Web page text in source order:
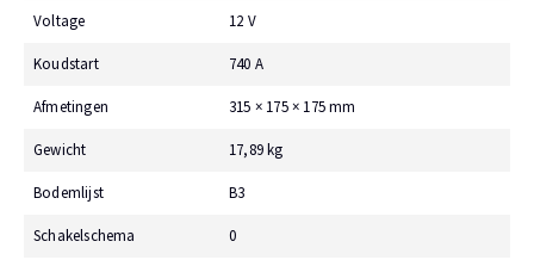
Voltage 12 V
Koudstart 740 A
Afmetingen 315 × 175 × 175 mm
Gewicht 17,89 kg
Bodemlijst B3
Schakelschema 0